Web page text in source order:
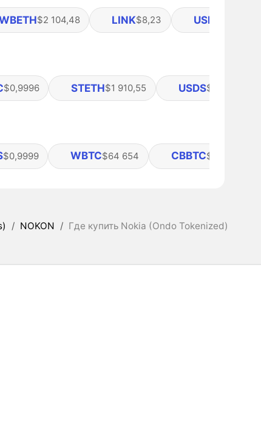
$2 104,48 LINK$8,23 USDE
$0,9996 STETH$1 910,55 USDS$0,999902
$0,9999 WBTC$64 654 CBBTC$64 624
/ NOKON / Где купить Nokia (Ondo Tokenized)